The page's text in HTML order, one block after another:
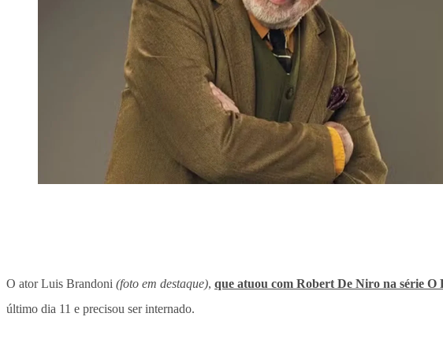
O ator Luis Brandoni (foto em destaque), que atuou com Robert De Niro na série O
último dia 11 e precisou ser internado.